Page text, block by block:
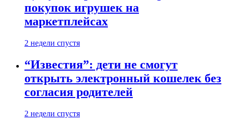
покупок игрушек на
маркетплейсах
2 недели спустя
“Известия”: дети не смогут
открыть электронный кошелек без
согласия родителей
2 недели спустя